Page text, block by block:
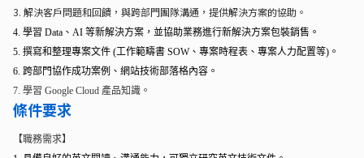
3. 解決客戶問題和回饋，與跨部門團隊溝通，提供解決方案的協助。
4. 學習 Data、AI 等新解決方案，並協助業務進行新解決方案包裝銷售。
5. 撰寫和整理專案文件 (工作範疇書 SOW、專案時程表、專案人力配置等)。
6. 跨部門協作成功案例、網站技術部落格內容。
7. 學習 Google Cloud 產品知識。
條件要求
【職務需求】